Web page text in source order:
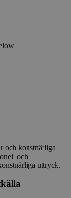
och konstnärliga
och
uttryck.